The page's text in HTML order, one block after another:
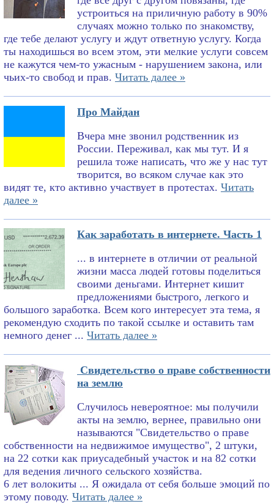
устроиться на приличную работу в 90%
случаях можно только по знакомству,
где тебе делают услугу и ждут ответную услугу. Когда
ты находишься во всем этом, эти мелкие услуги совсем
не кажутся чем-то ужасным - нарушением закона, или
чьих-то свобод и прав. Читать далее »
Про Майдан
Вчера мне звонил родственник из
России. Переживал, как мы тут. И я
решила тоже написать, что же у нас тут
творится, во всяком случае как это
видят те, кто активно участвует в протестах. Читать
далее »
Как заработать в интернете. Часть 1
... в интернете в отличии от реальной
жизни масса людей готовы поделиться
своими деньгами. Интернет кишит
предложениями быстрого, легкого и
большого заработка. Всем кого интересует эта тема, я
рекомендую сходить по такой ссылке и оставить там
немного денег ... Читать далее »
Свидетельство о праве собственности
на землю
Случилось невероятное: мы получили
акты на землю, вернее, правильно они
называются "Свидетельство о праве
собственности на недвижимое имущество", 2 штуки,
на 22 сотки как приусадебный участок и на 82 сотки
для ведения личного сельского хозяйства.
6 лет волокиты ... Я ожидала от себя больше эмоций по
этому поводу. Читать далее »